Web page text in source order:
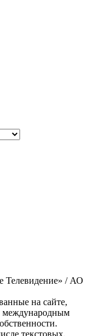
Телевидение» / АО
на сайте,
международным
текстовых,